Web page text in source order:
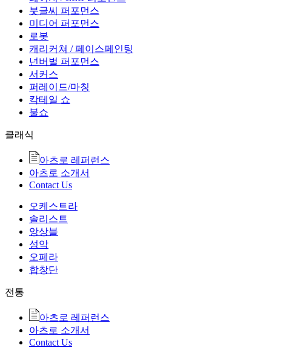
붓글씨 퍼포먼스
미디어 퍼포먼스
로봇
캐리커쳐 / 페이스페인팅
넌버벌 퍼포먼스
서커스
퍼레이드/마칭
칵테일 쇼
불쇼
클래식
아츠로 레퍼런스
아츠로 소개서
Contact Us
오케스트라
솔리스트
앙상블
성악
오페라
합창단
전통
아츠로 레퍼런스
아츠로 소개서
Contact Us